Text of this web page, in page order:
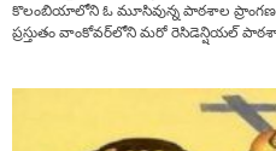
కొలంబియాలోని ఓ మూసివున్న పాఠశాల
ప్ర‌స్తుతం వాంకోవర్‌లోని మరో రెసిడెన్షియల్‌